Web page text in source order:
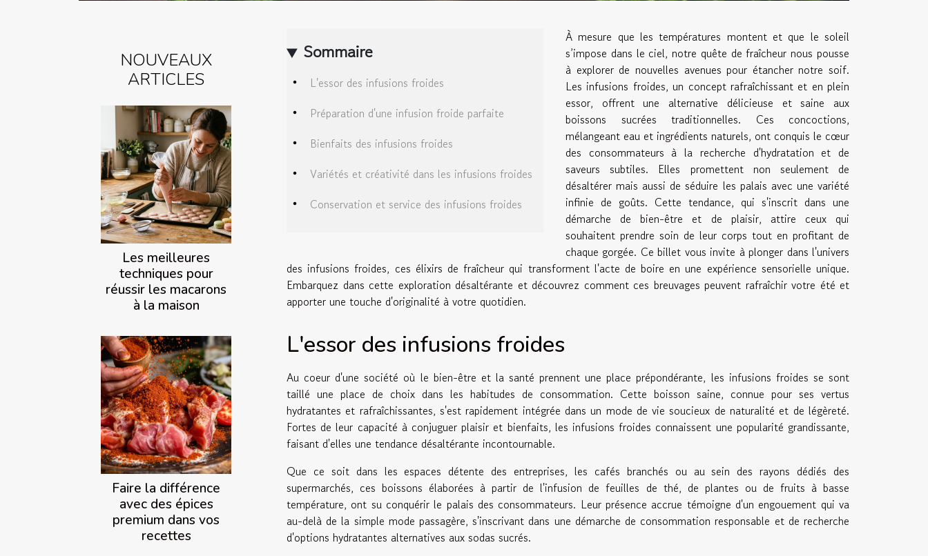
NOUVEAUX
ARTICLES
Les meilleures
techniques pour
réussir les macarons
à la maison
Faire la différence
avec des épices
premium dans vos
recettes
Sommaire
L'essor des infusions froides
Préparation d'une infusion froide parfaite
Bienfaits des infusions froides
Variétés et créativité dans les infusions froides
Conservation et service des infusions froides
À mesure que les températures montent et que le soleil
s’impose dans le ciel, notre quête de fraîcheur nous pousse
à explorer de nouvelles avenues pour étancher notre soif.
Les infusions froides, un concept rafraîchissant et en plein
essor, offrent une alternative délicieuse et saine aux
boissons sucrées traditionnelles. Ces concoctions,
mélangeant eau et ingrédients naturels, ont conquis le cœur
des consommateurs à la recherche d'hydratation et de
saveurs subtiles. Elles promettent non seulement de
désaltérer mais aussi de séduire les palais avec une variété
infinie de goûts. Cette tendance, qui s'inscrit dans une
démarche de bien-être et de plaisir, attire ceux qui
souhaitent prendre soin de leur corps tout en profitant de
chaque gorgée. Ce billet vous invite à plonger dans l'univers
des infusions froides, ces élixirs de fraîcheur qui transforment l'acte de boire en une expérience sensorielle unique.
Embarquez dans cette exploration désaltérante et découvrez comment ces breuvages peuvent rafraîchir votre été et
apporter une touche d'originalité à votre quotidien.
L'essor des infusions froides
Au coeur d'une société où le bien-être et la santé prennent une place prépondérante, les infusions froides se sont
taillé une place de choix dans les habitudes de consommation. Cette boisson saine, connue pour ses vertus
hydratantes et rafraîchissantes, s'est rapidement intégrée dans un mode de vie soucieux de naturalité et de légèreté.
Fortes de leur capacité à conjuguer plaisir et bienfaits, les infusions froides connaissent une popularité grandissante,
faisant d'elles une tendance désaltérante incontournable.
Que ce soit dans les espaces détente des entreprises, les cafés branchés ou au sein des rayons dédiés des
supermarchés, ces boissons élaborées à partir de l'infusion de feuilles de thé, de plantes ou de fruits à basse
température, ont su conquérir le palais des consommateurs. Leur présence accrue témoigne d'un engouement qui va
au-delà de la simple mode passagère, s'inscrivant dans une démarche de consommation responsable et de recherche
d'options hydratantes alternatives aux sodas sucrés.